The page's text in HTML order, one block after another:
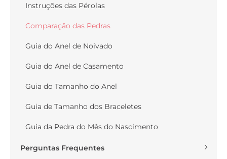
Instruções das Pérolas
Comparação das Pedras
Guia do Anel de Noivado
Guia do Anel de Casamento
Guia do Tamanho do Anel
Guia de Tamanho dos Braceletes
Guia da Pedra do Mês do Nascimento
Perguntas Frequentes